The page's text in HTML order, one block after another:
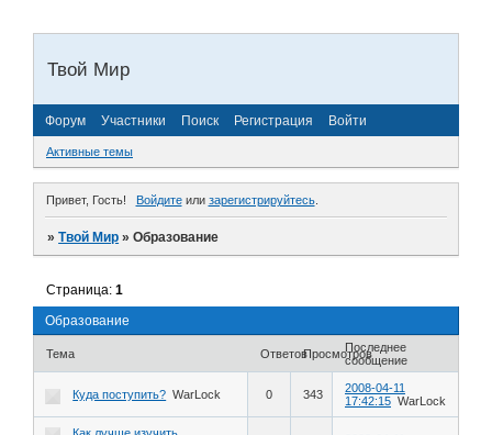
Твой Мир
Форум Участники Поиск Регистрация Войти
Активные темы
Привет, Гость! Войдитеили зарегистрируйтесь.
»Твой Мир »Образование
Образование
Страница:1
Тема ОтветовПросмотровПоследнее
сообщение
Куда поступить? WarLock 0 343
2008-04-11
17:42:15 WarLock